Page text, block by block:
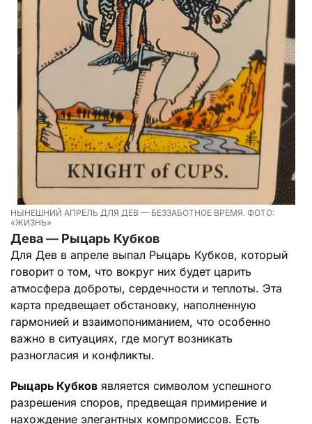
НЫНЕШНИЙ АПРЕЛЬ ДЛЯ ДЕВ — БЕЗЗАБОТНОЕ ВРЕМЯ. ФОТО:
«ЖИЗНЬ»
Дева — Рыцарь Кубков
Для Дев в апреле выпал Рыцарь Кубков, который
говорит о том, что вокруг них будет царить
атмосфера доброты, сердечности и теплоты. Эта
карта предвещает обстановку, наполненную
гармонией и взаимопониманием, что особенно
важно в ситуациях, где могут возникать
разногласия и конфликты.
Рыцарь Кубков является символом успешного
разрешения споров, предвещая примирение и
нахождение элегантных компромиссов. Есть